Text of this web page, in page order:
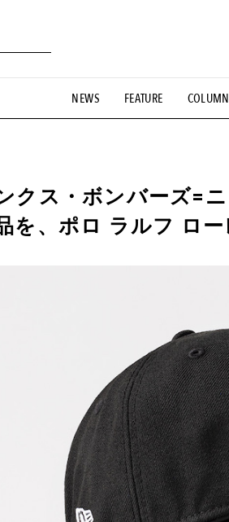
NEWS FEATURE COLUMN
#憧れの逸品 #ESSENTIAL DESIGNS
イナムのYouTube #Commune H
HANDBOOK
クス・ボンバーズ=
を、ポロ ラルフ ロ